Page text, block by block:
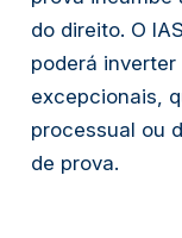
do direito. O
poderá
excepcionais,
processual ou
de prova.